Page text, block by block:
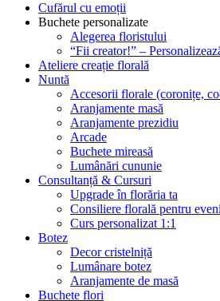
Cufărul cu emoții
Buchete personalizate
Alegerea floristului
“Fii creator!” –
Ateliere creație florală
Nuntă
Accesorii florale (coronițe,
Aranjamente masă
Aranjamente prezidiu
Arcade
Buchete mireasă
Lumânări cununie
Consultanță & Cursuri
Upgrade în florăria ta
Consiliere florală pentru
Curs personalizat 1:1
Botez
Decor cristelniță
Lumânare botez
Aranjamente de masă
Buchete flori